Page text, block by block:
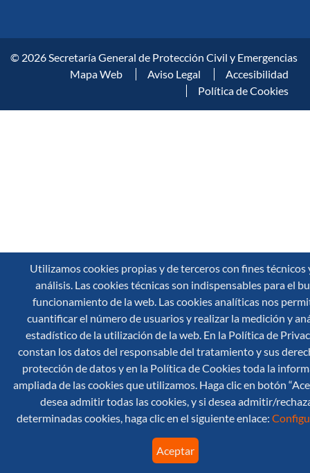
© 2026 Secretaría General de Protección Civil y Emergencias
Mapa Web
Aviso Legal
Accesibilidad
Política de Cookies
Utilizamos cookies propias y de terceros con fines técnicos
análisis. Las cookies técnicas son indispensables para el
funcionamiento de la web. Las cookies analíticas nos
cuantificar el número de usuarios y realizar la medición y
estadístico de la utilización de la web. En la Política de
constan los datos del responsable del tratamiento y sus
protección de datos y en la Política de Cookies toda la
ampliada de las cookies que utilizamos. Haga clic en botón
desea admitir todas las cookies, y si desea admitir/
determinadas cookies, haga clic en el siguiente enlace:
Aceptar